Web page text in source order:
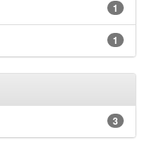
1
1
3